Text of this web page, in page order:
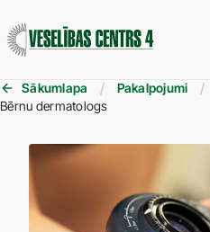
Sākumlapa Pakalpojumi
Bērnu dermatologs